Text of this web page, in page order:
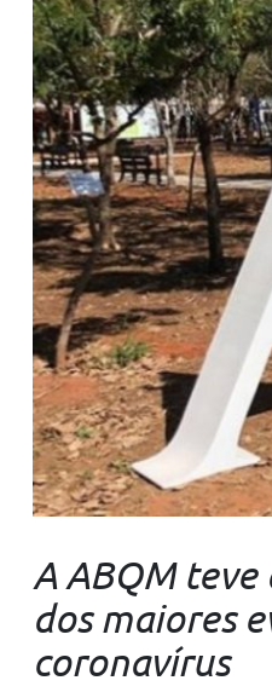
A ABQM
dos maiores
coronavírus